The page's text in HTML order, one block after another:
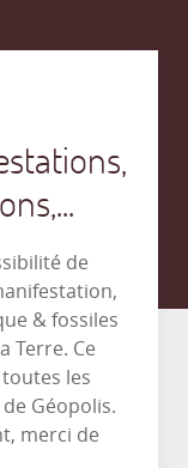
de
& fossiles
Terre. Ce
les
Géopolis.
merci de